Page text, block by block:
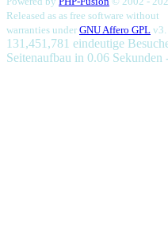
Released as as free software without
warranties under GNU Affero GPL v3.
131,451,781 eindeutige
Seitenaufbau in 0.06